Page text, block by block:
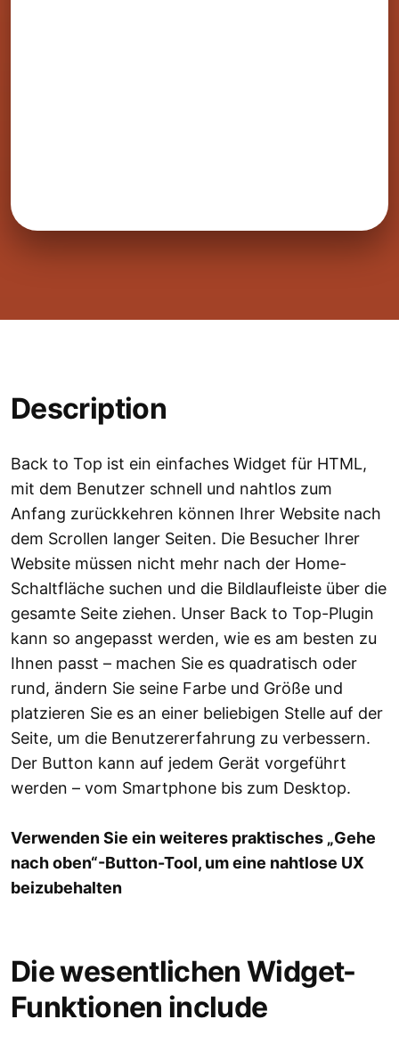
Description
Back to Top ist ein einfaches Widget für HTML,
mit dem Benutzer schnell und nahtlos zum
Anfang zurückkehren können Ihrer Website nach
dem Scrollen langer Seiten. Die Besucher Ihrer
Website müssen nicht mehr nach der Home-
Schaltfläche suchen und die Bildlaufleiste über die
gesamte Seite ziehen. Unser Back to Top-Plugin
kann so angepasst werden, wie es am besten zu
Ihnen passt – machen Sie es quadratisch oder
rund, ändern Sie seine Farbe und Größe und
platzieren Sie es an einer beliebigen Stelle auf der
Seite, um die Benutzererfahrung zu verbessern.
Der Button kann auf jedem Gerät vorgeführt
werden – vom Smartphone bis zum Desktop.
Verwenden Sie ein weiteres praktisches „Gehe
nach oben“-Button-Tool, um eine nahtlose UX
beizubehalten
Die wesentlichen Widget-
Funktionen include